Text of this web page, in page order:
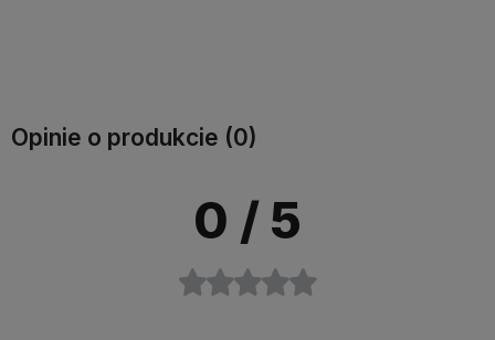
Opinie o produkcie (0)
0 / 5